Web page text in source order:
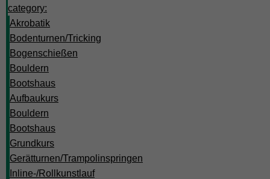
category:
Akrobatik
Bodenturnen/Tricking
Bogenschießen
Bouldern
Bootshaus
Aufbaukurs
Bouldern
Bootshaus
Grundkurs
Gerätturnen/Trampolinspringen
Inline-/Rollkunstlauf